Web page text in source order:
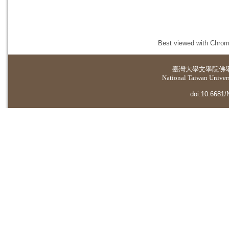
Best viewed with
臺灣大學文學院佛
National Taiwan
doi:10.6681/